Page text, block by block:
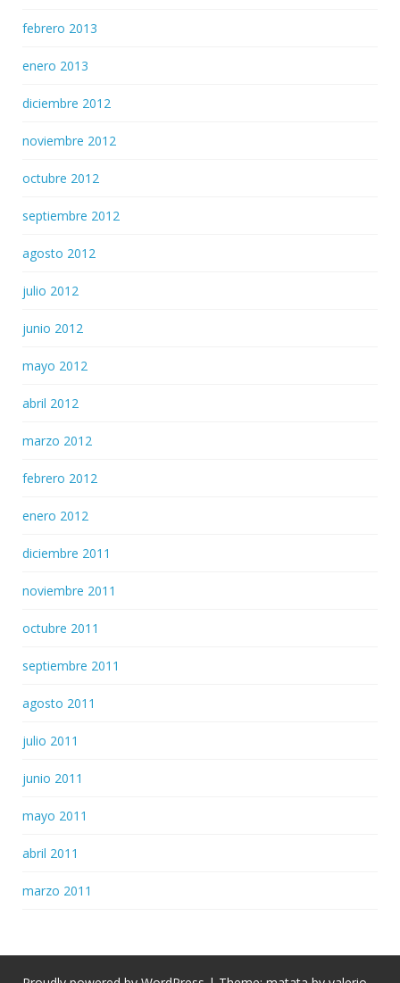
febrero 2013
enero 2013
diciembre 2012
noviembre 2012
octubre 2012
septiembre 2012
agosto 2012
julio 2012
junio 2012
mayo 2012
abril 2012
marzo 2012
febrero 2012
enero 2012
diciembre 2011
noviembre 2011
octubre 2011
septiembre 2011
agosto 2011
julio 2011
junio 2011
mayo 2011
abril 2011
marzo 2011